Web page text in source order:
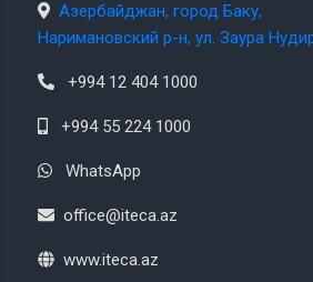
Азербайджан, город Баку,
Наримановский р-н, ул. Заура
+994 12 404 1000
+994 55 224 1000
WhatsApp
office@iteca.az
www.iteca.az